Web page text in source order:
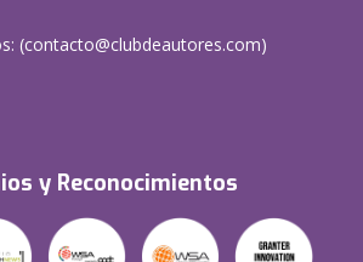
(contacto@clubdeautores.com)
y Reconocimientos